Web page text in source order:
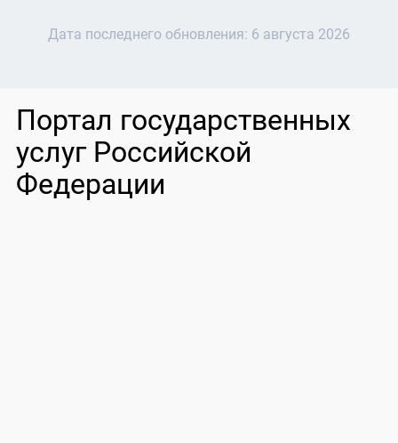
Дата последнего обновления: 6 августа 2026
Портал государственных
услуг Российской
Федерации